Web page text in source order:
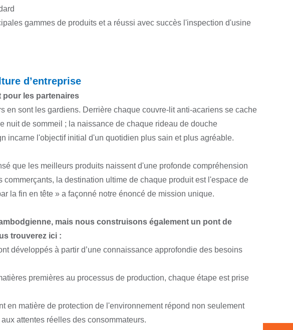
gammes de produits et a réussi avec succès l'inspection d'usine
d’entreprise
pour les partenaires
en sont les gardiens. Derrière chaque couvre-lit anti-acariens se cache
nuit de sommeil ; la naissance de chaque rideau de douche
incarne l'objectif initial d'un quotidien plus sain et plus agréable.
que les meilleurs produits naissent d'une profonde compréhension
la destination ultime de chaque produit est l'espace de
la fin en tête » a façonné notre énoncé de mission unique.
mais nous construisons également un pont de
trouverez ici :
développés à partir d’une connaissance approfondie des besoins
premières au processus de production, chaque étape est prise
en matière de protection de l'environnement répond non seulement
attentes réelles des consommateurs.